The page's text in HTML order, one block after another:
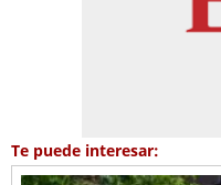
Te puede interesar: